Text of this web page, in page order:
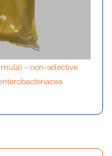
– non-selective